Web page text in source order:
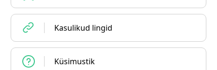
Kasulikud lingid
Küsimustik